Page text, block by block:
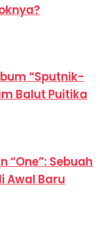
“Sputnik-
Balut Puitika
“One”: Sebuah
Awal Baru